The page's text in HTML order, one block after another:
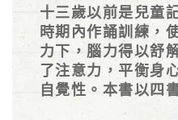
十三歲以前是兒童
時期內作誦訓練，
力下，腦力得以舒
了注意力，平衡身
自覺性。本書以四
輔助教材，如